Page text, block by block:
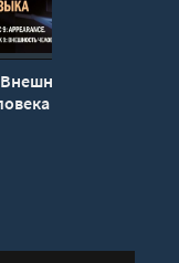
Внешность
- Илона